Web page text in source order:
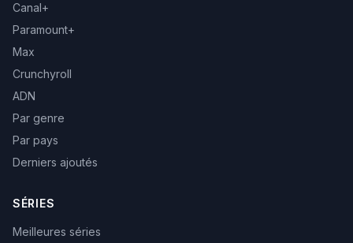
Canal+
Paramount+
Max
Crunchyroll
ADN
Par genre
Par pays
Derniers ajoutés
SÉRIES
Meilleures séries